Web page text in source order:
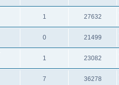
1 27632
0 21499
1 23082
7 36278